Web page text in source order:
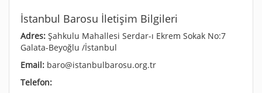
İstanbul Barosu İletişim Bilgileri
Adres: Şahkulu Mahallesi Serdar-ı Ekrem Sokak No:7
Galata-Beyoğlu /İstanbul
Email: baro@istanbulbarosu.org.tr
Telefon: